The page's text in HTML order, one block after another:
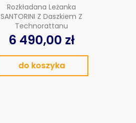
Płyty na podjazd
Akcesoria ogrodowe
Meble ogrodowe
Rozkładana Leżanka
SANTORINI Z Daszkiem Z
Technorattanu
6 490,00 zł
do koszyka